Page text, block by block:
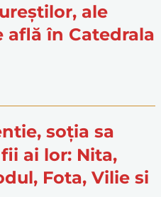
ale
află în Catedrala
soția sa
ai lor: Nita,
Fota, Vilie si